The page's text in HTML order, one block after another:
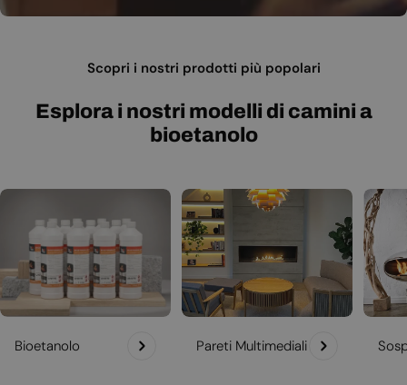
Scopri i nostri prodotti più popolari
Esplora i nostri modelli di camini a
bioetanolo
Bioetanolo Pareti Multimediali